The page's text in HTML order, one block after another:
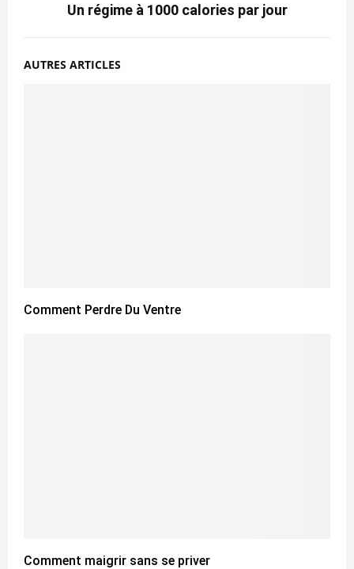
Un régime à 1000 calories par jour
AUTRES ARTICLES
Comment Perdre Du Ventre
Comment maigrir sans se priver